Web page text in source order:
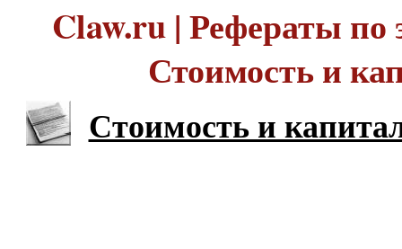
Claw.ru | Рефераты по
Стоимость и
Стоимость и